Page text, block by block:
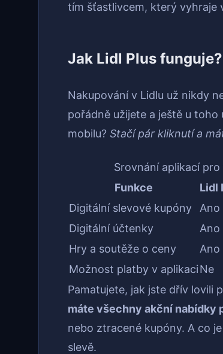
tím šťastlivcem, který vyhraje
Jak Lidl Plus funguje?
Nakupování v Lidlu už nikdy
pořádně užijete a ještě u
mobilu? Stačí pár kliknutí a
Srovnání aplikací
Funkce
Lidl
Digitální slevové kupóny
Ano
Digitální účtenky
Ano
Hry a soutěže o ceny
Ano
Možnost platby v aplikaciNe
Pamatujete, jak jste dřív lovili
máte všechny akční nabídky
nebo ztracené kupóny. A co
slevě.